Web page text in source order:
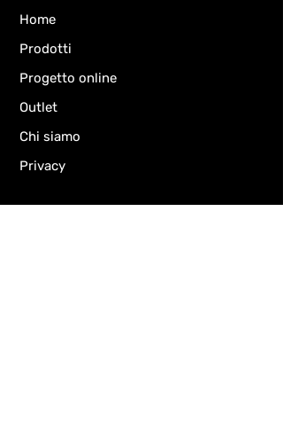
Home
Prodotti
Progetto online
Outlet
Chi siamo
Privacy